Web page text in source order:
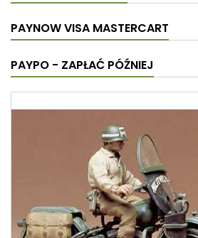
PAYNOW VISA MASTERCART
PAYPO - ZAPŁAĆ PÓŹNIEJ